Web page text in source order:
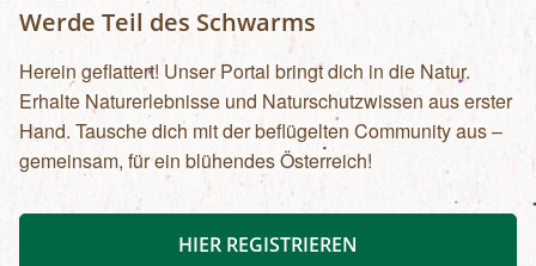
Werde Teil des Schwarms
Herein geflattert! Unser Portal bringt dich in die Natur.
Erhalte Naturerlebnisse und Naturschutzwissen aus erster
Hand. Tausche dich mit der beflügelten Community aus –
gemeinsam, für ein blühendes Österreich!
HIER REGISTRIEREN